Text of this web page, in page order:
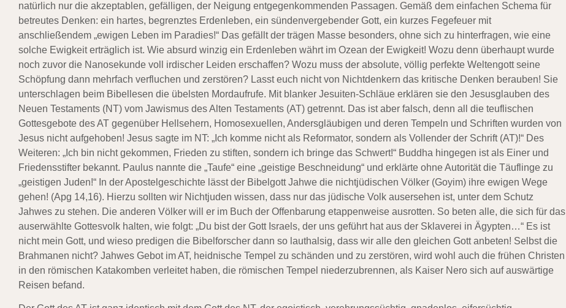
natürlich nur die akzeptablen, gefälligen, der Neigung entgegenkommenden Passagen. Gemäß dem einfachen Schema für
betreutes Denken: ein hartes, begrenztes Erdenleben, ein sündenvergebender Gott, ein kurzes Fegefeuer mit
anschließendem „ewigen Leben im Paradies!“ Das gefällt der trägen Masse besonders, ohne sich zu hinterfragen, wie eine
solche Ewigkeit erträglich ist. Wie absurd winzig ein Erdenleben währt im Ozean der Ewigkeit! Wozu denn überhaupt wurde
noch zuvor die Nanosekunde voll irdischer Leiden erschaffen? Wozu muss der absolute, völlig perfekte Weltengott seine
Schöpfung dann mehrfach verfluchen und zerstören? Lasst euch nicht von Nichtdenkern das kritische Denken berauben! Sie
unterschlagen beim Bibellesen die übelsten Mordaufrufe. Mit blanker Jesuiten-Schläue erklären sie den Jesusglauben des
Neuen Testaments (NT) vom Jawismus des Alten Testaments (AT) getrennt. Das ist aber falsch, denn all die teuflischen
Gottesgebote des AT gegenüber Hellsehern, Homosexuellen, Andersgläubigen und deren Tempeln und Schriften wurden von
Jesus nicht aufgehoben! Jesus sagte im NT: „Ich komme nicht als Reformator, sondern als Vollender der Schrift (AT)!“ Des
Weiteren: „Ich bin nicht gekommen, Frieden zu stiften, sondern ich bringe das Schwert!“ Buddha hingegen ist als Einer und
Friedensstifter bekannt. Paulus nannte die „Taufe“ eine „geistige Beschneidung“ und erklärte ohne Autorität die Täuflinge zu
„geistigen Juden!“ In der Apostelgeschichte lässt der Bibelgott Jahwe die nichtjüdischen Völker (Goyim) ihre ewigen Wege
gehen! (Apg 14,16). Hierzu sollten wir Nichtjuden wissen, dass nur das jüdische Volk ausersehen ist, unter dem Schutz
Jahwes zu stehen. Die anderen Völker will er im Buch der Offenbarung etappenweise ausrotten. So beten alle, die sich für das
auserwählte Gottesvolk halten, wie folgt: „Du bist der Gott Israels, der uns geführt hat aus der Sklaverei in Ägypten…“ Es ist
nicht mein Gott, und wieso predigen die Bibelforscher dann so lauthalsig, dass wir alle den gleichen Gott anbeten! Selbst die
Brahmanen nicht? Jahwes Gebot im AT, heidnische Tempel zu schänden und zu zerstören, wird wohl auch die frühen Christen
in den römischen Katakomben verleitet haben, die römischen Tempel niederzubrennen, als Kaiser Nero sich auf auswärtige
Reisen befand.